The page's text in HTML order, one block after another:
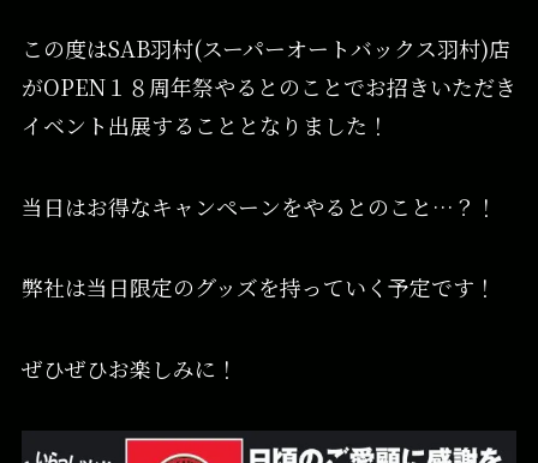
この度はSAB羽村(スーパーオートバックス羽村)店
がOPEN１８周年祭やるとのことでお招きいただき
イベント出展することとなりました！
当日はお得なキャンペーンをやるとのこと…？！
弊社は当日限定のグッズを持っていく予定です！
ぜひぜひお楽しみに！